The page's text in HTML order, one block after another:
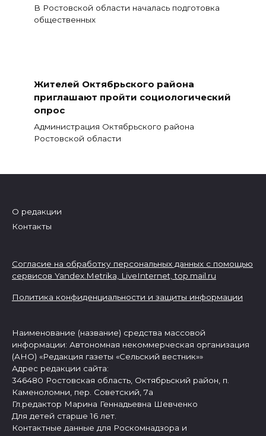
В Ростовской области началась подготовка
общественных
Жителей Октябрьского района
приглашают пройти социологический
опрос
Администрация Октябрьского района
Ростовской области
О редакции
Контакты
Согласие на обработку персональных данных с помощью
сервисов Yandex.Metrika, LiveInternet,top.mail.ru
Политика конфиденциальности и защиты информации
Наименование (название) средства массовой
информации: Автономная некоммерческая организация
(АНО) «Редакция газеты «Сельский вестник»»
Адрес редакции сайта:
346480 Ростовская область, Октябрьский район, п.
Каменоломни, пер. Советский, 7а
Гл.редактор Марина Геннадьевна Шевченко
Для детей старше 16 лет.
Контактные данные для Роскомнадзора и